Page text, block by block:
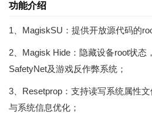
功能介绍
1、MagiskSU：提供开放源代码的
2、Magisk Hide：隐藏设备root状态
SafetyNet及游戏反作弊系统；
3、Resetprop：支持读写系统属性
与系统信息优化；